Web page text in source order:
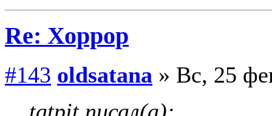
Re: Хоррор
#143 oldsatana » Вс, 25